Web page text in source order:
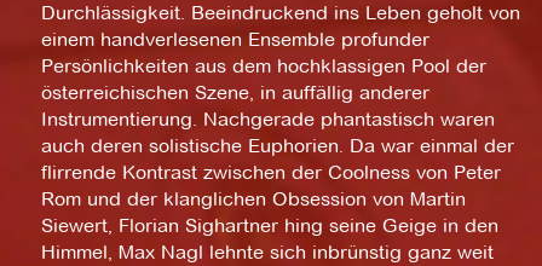
Durchlässigkeit. Beeindruckend ins Leben geholt von
einem handverlesenen Ensemble profunder
Persönlichkeiten aus dem hochklassigen Pool der
österreichischen Szene, in auffällig anderer
Instrumentierung. Nachgerade phantastisch waren
auch deren solistische Euphorien. Da war einmal der
flirrende Kontrast zwischen der Coolness von Peter
Rom und der klanglichen Obsession von Martin
Siewert, Florian Sighartner hing seine Geige in den
Himmel, Max Nagl lehnte sich inbrünstig ganz weit